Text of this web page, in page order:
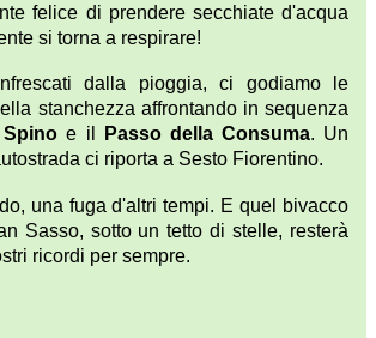
felice di prendere secchiate d'acqua
si torna a respirare!
dalla pioggia, ci godiamo le
stanchezza affrontando in sequenza
e il Passo della Consuma. Un
ci riporta a Sesto Fiorentino.
una fuga d'altri tempi. E quel bivacco
Sasso, sotto un tetto di stelle, resterà
ricordi per sempre.